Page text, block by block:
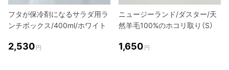
フタが保冷剤になるサラダ用ラ
ンチボックス/400ml/ホワイト
2,530 円
ニュージーランド/ダスター/天
然羊毛100%のホコリ取り（S）
1,650 円